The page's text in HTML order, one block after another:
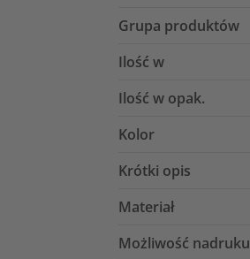
Grupa produktów
Ilość w
Ilość w opak.
Kolor
Krótki opis
Materiał
Możliwość nadruku